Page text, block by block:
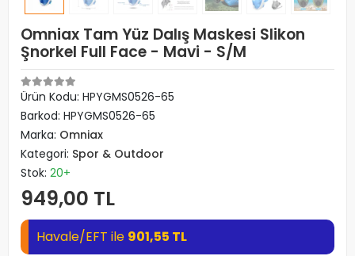
Omniax Tam Yüz Dalış Maskesi Slikon
Şnorkel Full Face - Mavi - S/M
Ürün Kodu: HPYGMS0526-65
Barkod: HPYGMS0526-65
Marka: Omniax
Kategori: Spor & Outdoor
Stok: 20+
949,00 TL
Havale/EFT ile 901,55 TL